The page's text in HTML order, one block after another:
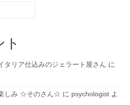
タリア仕込みのジェラート屋さん に
しみ ☆そのさん☆ に psychologist よ